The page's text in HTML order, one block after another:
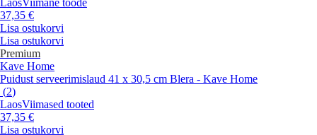
LaosViimane toode
37,35 €
Lisa ostukorvi
Lisa ostukorvi
Premium
Kave Home
Puidust serveerimislaud 41 x 30,5 cm Blera - Kave Home
(2)
LaosViimased tooted
37,35 €
Lisa ostukorvi